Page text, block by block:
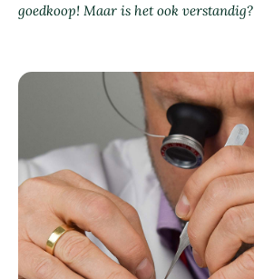
goedkoop! Maar is het ook verstandig?